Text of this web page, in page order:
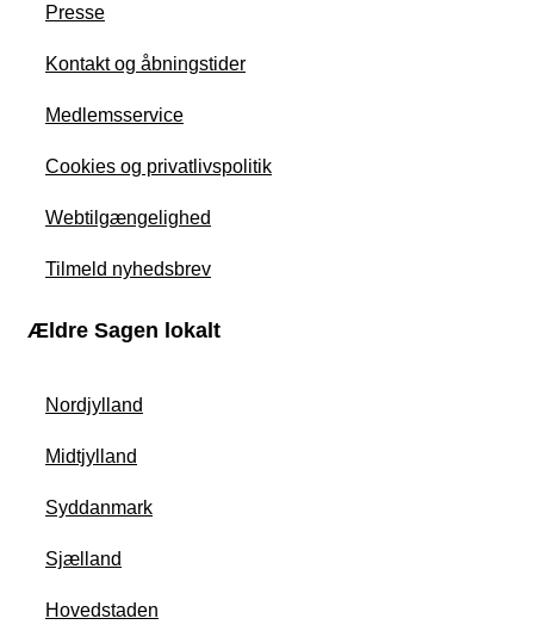
Presse
Kontakt og åbningstider
Medlemsservice
Cookies og privatlivspolitik
Webtilgængelighed
Tilmeld nyhedsbrev
Ældre Sagen lokalt
Nordjylland
Midtjylland
Syddanmark
Sjælland
Hovedstaden